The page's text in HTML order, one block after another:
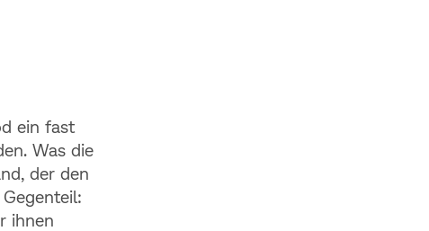
ein fast
Was die
der den
ihnen